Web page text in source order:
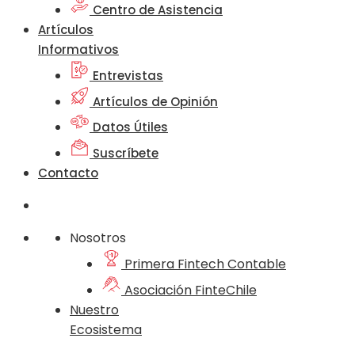
Centro de Asistencia
Artículos
Informativos
Entrevistas
Artículos de Opinión
Datos Útiles
Suscríbete
Contacto
Nosotros
Primera Fintech Contable
Asociación FinteChile
Nuestro
Ecosistema